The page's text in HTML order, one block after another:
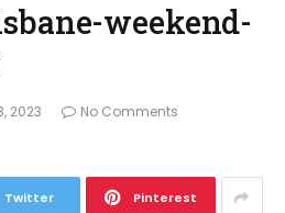
weekend-
2023
No Comments
Twitter Pinterest